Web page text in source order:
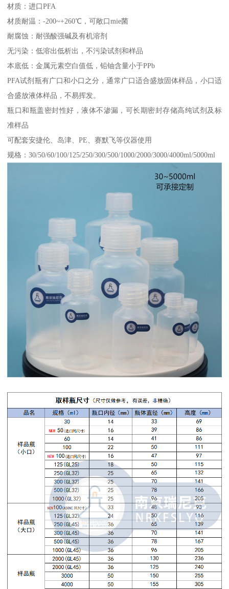
材质：进口PFA
材质耐温：-200~+260℃，可敞口mie菌
耐腐蚀：耐强酸强碱及有机溶剂
无污染：低溶出低析出，不污染试剂和样品
本底低：金属元素空白值低，铅铀含量小于PPb
PFA试剂瓶有广口和小口之分，通常广口适合盛放固体样品，小口适
合盛放液体样品，不易挥发。
瓶口和瓶盖密封性好，液体不渗漏，可长期密封存储高纯试剂及标
准样品
可配套安捷伦、岛津、PE、赛默飞等仪器使用
规格：30/50/60/100/125/250/300/500/1000/2000/3000/4000ml/5000ml